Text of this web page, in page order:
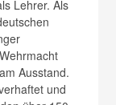
Lehrer. Als
Ausstand.
und